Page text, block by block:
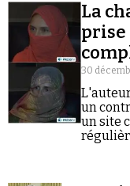
La
prise
30
un
un site